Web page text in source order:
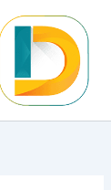
المحتوى